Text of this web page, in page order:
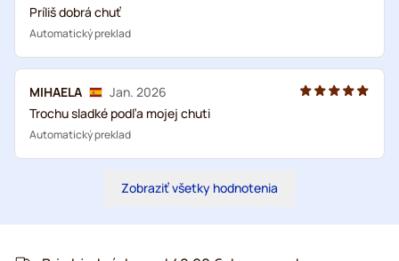
Príliš dobrá chuť
Automatický preklad
MIHAELA
Jan. 2026
Trochu sladké podľa mojej chuti
Automatický preklad
Zobraziť všetky hodnotenia